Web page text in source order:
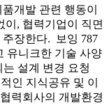
개발 관련 행동이
이, 협력기업이 직면
장한다. 보잉 787
유니크한 기술 사양
는 설계 변경 요청
인 지식공유 및 이
력회사의 개발환경